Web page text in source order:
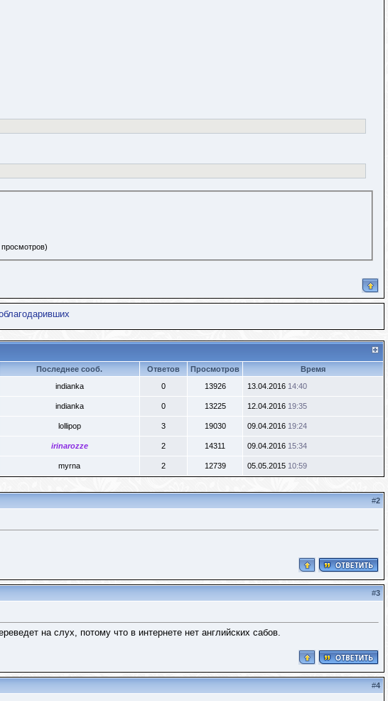
Последнее сооб. Ответов Просмотров Время
indianka 0 13926 13.04.2016 14:40
indianka 0 13225 12.04.2016 19:35
lollipop 3 19030 09.04.2016 19:24
irinarozze 2 14311 09.04.2016 15:34
myrna 2 12739 05.05.2015 10:59
#2
#3
на слух, потому что в интернете нет английских сабов.
#4